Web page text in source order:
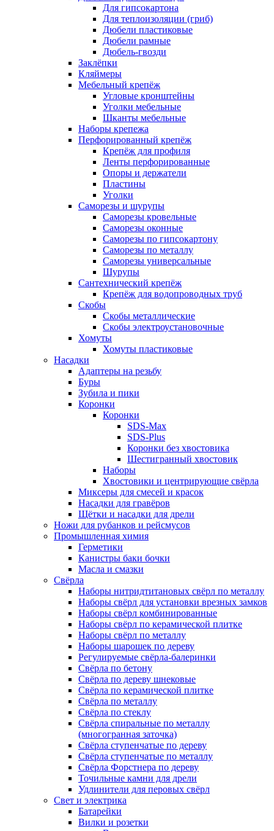
Для гипсокартона
Для теплоизоляции (гриб)
Дюбели пластиковые
Дюбели рамные
Дюбель-гвозди
Заклёпки
Кляймеры
Мебельный крепёж
Угловые кронштейны
Уголки мебельные
Шканты мебельные
Наборы крепежа
Перфорированный крепёж
Крепёж для профиля
Ленты перфорированные
Опоры и держатели
Пластины
Уголки
Саморезы и шурупы
Саморезы кровельные
Саморезы оконные
Саморезы по гипсокартону
Саморезы по металлу
Саморезы универсальные
Шурупы
Сантехнический крепёж
Крепёж для водопроводных труб
Скобы
Скобы металлические
Скобы электроустановочные
Хомуты
Хомуты пластиковые
Насадки
Адаптеры на резьбу
Буры
Зубила и пики
Коронки
Коронки
SDS-Max
SDS-Plus
Коронки без хвостовика
Шестигранный хвостовик
Наборы
Хвостовики и центрирующие свёрла
Миксеры для смесей и красок
Насадки для гравёров
Щётки и насадки для дрели
Ножи для рубанков и рейсмусов
Промышленная химия
Герметики
Канистры баки бочки
Масла и смазки
Свёрла
Наборы нитридтитановых свёрл по металлу
Наборы свёрл для установки врезных замков
Наборы свёрл комбинированные
Наборы свёрл по керамической плитке
Наборы свёрл по металлу
Наборы шарошек по дереву
Регулируемые свёрла-балеринки
Свёрла по бетону
Свёрла по дереву шнековые
Свёрла по керамической плитке
Свёрла по металлу
Свёрла по стеклу
Свёрла спиральные по металлу
(многогранная заточка)
Свёрла ступенчатые по дереву
Свёрла ступенчатые по металлу
Свёрла Форстнера по дереву
Точильные камни для дрели
Удлинители для перовых свёрл
Свет и электрика
Батарейки
Вилки и розетки